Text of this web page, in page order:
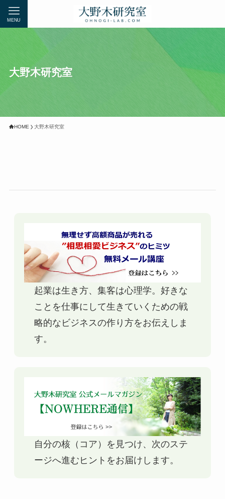
MENU
大野木研究室
HOME 大野木研究室
起業は生き方、集客は心理学。好きな
ことを仕事にして生きていくための戦
略的なビジネスの作り方をお伝えしま
す。
自分の核（コア）を見つけ、次のステ
ージへ進むヒントをお届けします。